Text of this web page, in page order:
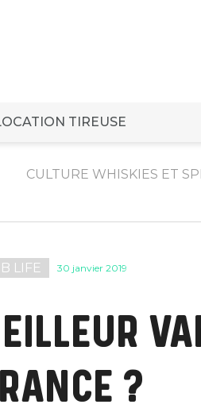
TIREUSE
CULTURE WHISKIES ET
LIFE 30 janvier 2019
?